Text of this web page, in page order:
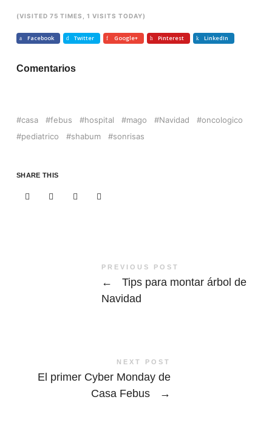
(VISITED 75 TIMES, 1 VISITS TODAY)
Facebook Twitter Google+ Pinterest LinkedIn
Comentarios
casa febus hospital mago Navidad
oncologico
pediatrico
shabum sonrisas
SHARE THIS
PREVIOUS POST
←
Tips para montar árbol de
Navidad
NEXT POST
El primer Cyber Monday de
Casa Febus
→